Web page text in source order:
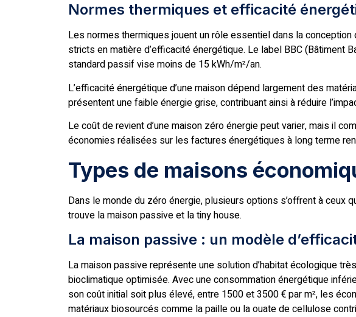
Normes thermiques et efficacité
Les normes thermiques jouent un rôle essentiel dans la
stricts en matière d’efficacité énergétique. Le label BBC (Bâtiment
standard passif vise moins de 15 kWh/m²/an.
L’efficacité énergétique d’une maison dépend largement des
présentent une faible énergie grise, contribuant ainsi à réduire
Le coût de revient d’une maison zéro énergie peut varier, mais il
économies réalisées sur les factures énergétiques à long terme
Types de maisons
Dans le monde du zéro énergie, plusieurs options s’offrent à ceux
trouve la maison passive et la tiny house.
La maison passive : un modèle
La maison passive représente une solution d’habitat écologique
bioclimatique optimisée. Avec une consommation énergétique
son coût initial soit plus élevé, entre 1500 et 3500 € par m², les
matériaux biosourcés comme la paille ou la ouate de cellulose